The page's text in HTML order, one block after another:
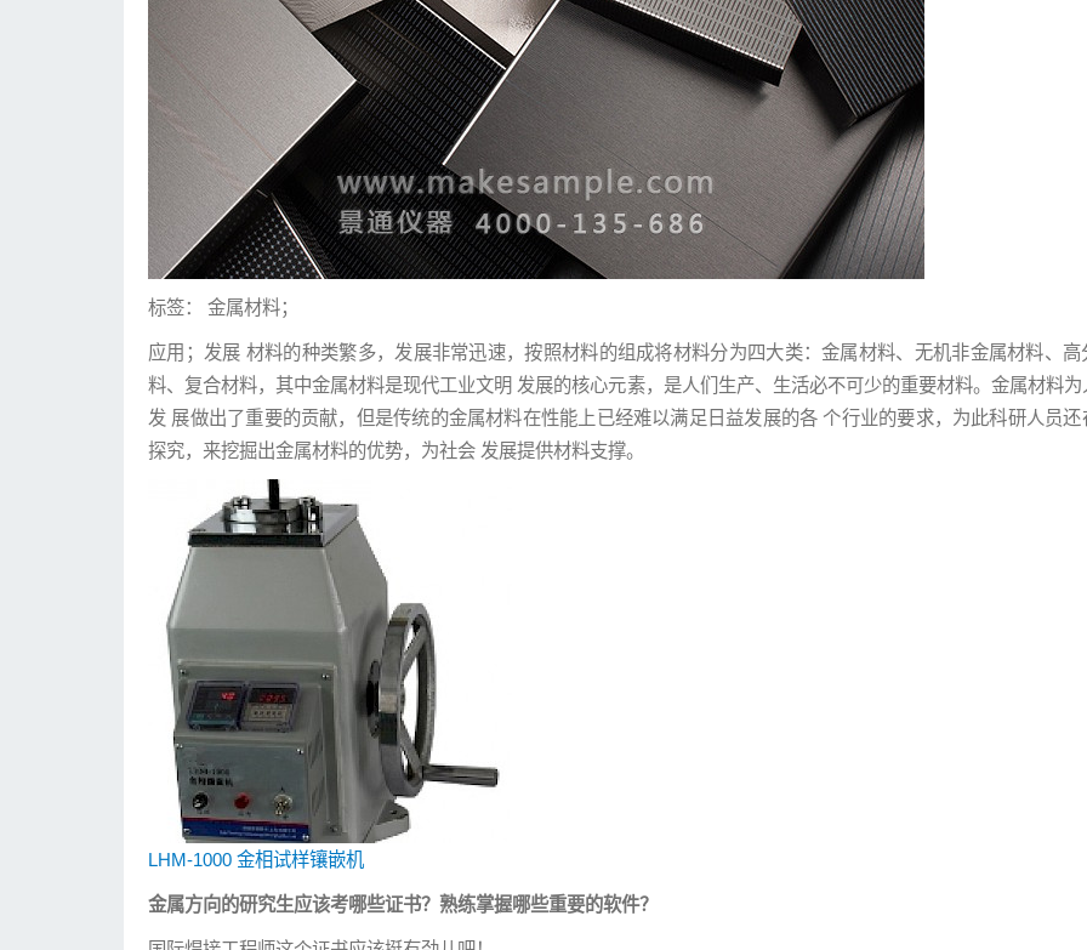
标签： 金属材料；
应用；发展 材料的种类繁多，发展非常迅速，按照材料的组成将材料分为四大类：金属材料、无机非金属材料、高
料、复合材料，其中金属材料是现代工业文明 发展的核心元素，是人们生产、生活必不可少的重要材料。金属材料为
发 展做出了重要的贡献，但是传统的金属材料在性能上已经难以满足日益发展的各 个行业的要求，为此科研人员还
探究，来挖掘出金属材料的优势，为社会 发展提供材料支撑。
LHM-1000 金相试样镶嵌机
金属方向的研究生应该考哪些证书？熟练掌握哪些重要的软件？